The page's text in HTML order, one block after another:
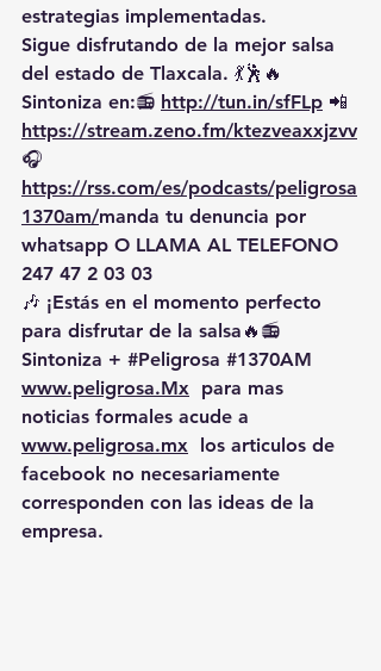
estrategias implementadas.
Sigue disfrutando de la mejor salsa
del estado de Tlaxcala. 💃🕺🔥
Sintoniza en:📻 http://tun.in/sfFLp 📲
https://stream.zeno.fm/ktezveaxxjzvv
🎧
https://rss.com/es/podcasts/peligrosa
1370am/manda tu denuncia por
whatsapp O LLAMA AL TELEFONO
247 47 2 03 03
🎶 ¡Estás en el momento perfecto
para disfrutar de la salsa🔥📻
Sintoniza + #Peligrosa #1370AM
www.peligrosa.Mx para mas
noticias formales acude a
www.peligrosa.mx los articulos de
facebook no necesariamente
corresponden con las ideas de la
empresa.